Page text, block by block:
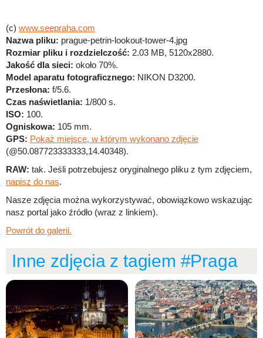
(c) www.seepraha.com
Nazwa pliku: prague-petrin-lookout-tower-4.jpg
Rozmiar pliku i rozdzielczość: 2.03 MB, 5120x2880.
Jakość dla sieci: około 70%.
Model aparatu fotograficznego: NIKON D3200.
Przesłona: f/5.6.
Czas naświetlania: 1/800 s.
ISO: 100.
Ogniskowa: 105 mm.
GPS: Pokaż miejsce, w którym wykonano zdjęcie
(@50.087723333333,14.40348).
RAW: tak. Jeśli potrzebujesz oryginalnego pliku z tym zdjęciem,
napisz do nas.
Nasze zdjęcia można wykorzystywać, obowiązkowo wskazując
nasz portal jako źródło (wraz z linkiem).
Powrót do galerii.
Inne zdjęcia z tagiem #Praga